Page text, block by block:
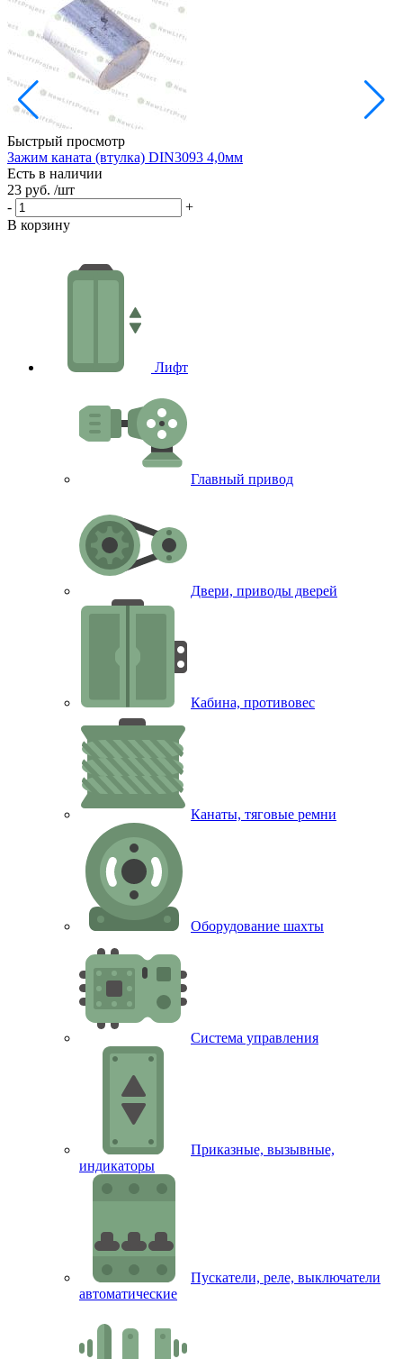
Быстрый просмотр
Зажим каната (втулка) DIN3093 4,0мм
Есть в наличии
23 руб. /шт
-
+
В корзину
Лифт
Главный привод
Двери, приводы дверей
Кабина, противовес
Канаты, тяговые ремни
Оборудование шахты
Система управления
Приказные, вызывные,
индикаторы
Пускатели, реле, выключатели
автоматические